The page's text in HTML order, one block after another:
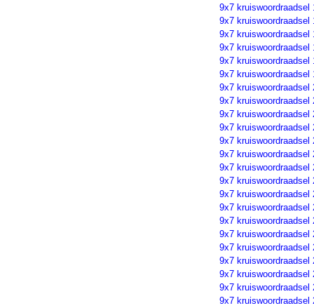
9x7 kruiswoordraadsel
9x7 kruiswoordraadsel
9x7 kruiswoordraadsel
9x7 kruiswoordraadsel
9x7 kruiswoordraadsel
9x7 kruiswoordraadsel
9x7 kruiswoordraadsel
9x7 kruiswoordraadsel
9x7 kruiswoordraadsel
9x7 kruiswoordraadsel
9x7 kruiswoordraadsel
9x7 kruiswoordraadsel
9x7 kruiswoordraadsel
9x7 kruiswoordraadsel
9x7 kruiswoordraadsel
9x7 kruiswoordraadsel
9x7 kruiswoordraadsel
9x7 kruiswoordraadsel
9x7 kruiswoordraadsel
9x7 kruiswoordraadsel
9x7 kruiswoordraadsel
9x7 kruiswoordraadsel
9x7 kruiswoordraadsel